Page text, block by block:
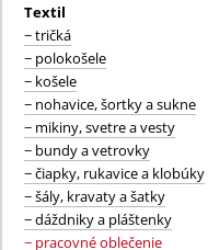
Textil
− tričká
− polokošele
− košele
− nohavice, šortky a sukne
− mikiny, svetre a vesty
− bundy a vetrovky
− čiapky, rukavice a klobúky
− šály, kravaty a šatky
− dáždniky a pláštenky
− pracovné oblečenie